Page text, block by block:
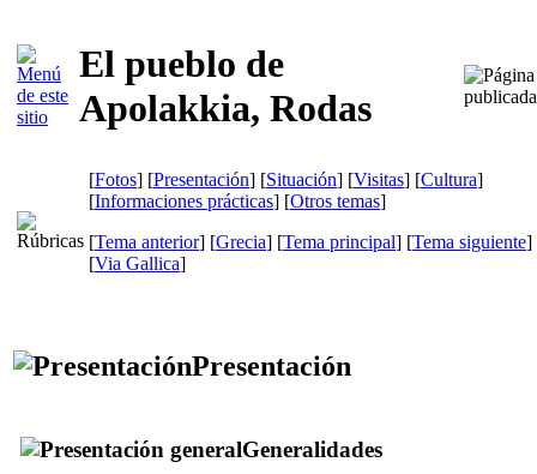
El pueblo de
Apolakkia, Rodas
[Fotos] [Presentación] [Situación] [Visitas] [Cultura]
[Informaciones prácticas] [Otros temas]
[Tema anterior] [Grecia] [Tema principal] [Tema siguiente]
[Via Gallica]
Presentación
Generalidades